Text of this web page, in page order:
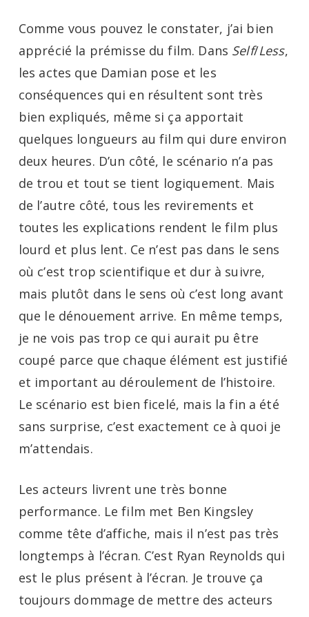
Comme vous pouvez le constater, j’ai bien
apprécié la prémisse du film. Dans Self/Less,
les actes que Damian pose et les
conséquences qui en résultent sont très
bien expliqués, même si ça apportait
quelques longueurs au film qui dure environ
deux heures. D’un côté, le scénario n’a pas
de trou et tout se tient logiquement. Mais
de l’autre côté, tous les revirements et
toutes les explications rendent le film plus
lourd et plus lent. Ce n’est pas dans le sens
où c’est trop scientifique et dur à suivre,
mais plutôt dans le sens où c’est long avant
que le dénouement arrive. En même temps,
je ne vois pas trop ce qui aurait pu être
coupé parce que chaque élément est justifié
et important au déroulement de l’histoire.
Le scénario est bien ficelé, mais la fin a été
sans surprise, c’est exactement ce à quoi je
m’attendais.
Les acteurs livrent une très bonne
performance. Le film met Ben Kingsley
comme tête d’affiche, mais il n’est pas très
longtemps à l’écran. C’est Ryan Reynolds qui
est le plus présent à l’écran. Je trouve ça
toujours dommage de mettre des acteurs